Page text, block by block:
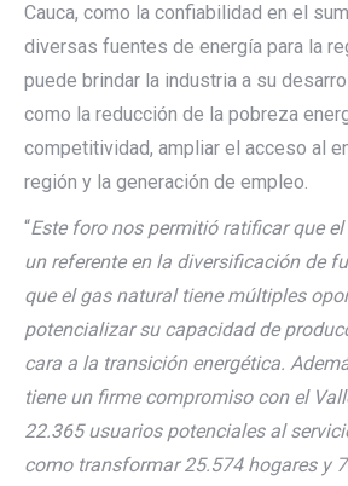
Cauca, como la confiabilidad en el
diversas fuentes de energía para la
puede brindar la industria a su
como la reducción de la pobreza
competitividad, ampliar el acceso al
región y la generación de empleo.
“Este foro nos permitió ratificar que el
un referente en la diversificación de
que el gas natural tiene múltiples
potencializar su capacidad de
cara a la transición energética.
tiene un firme compromiso con el
22.365 usuarios potenciales al
como transformar 25.574 hogares y